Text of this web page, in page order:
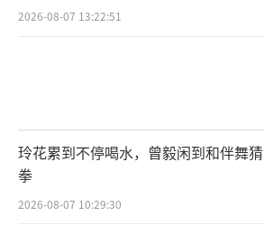
2026-08-07 13:22:51
玲花累到不停喝水，曾毅闲到和伴舞猜
拳
2026-08-07 10:29:30